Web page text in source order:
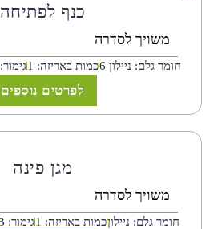
כנף לפתיחה
משויך לסדרה
חומר גלם: ניילון 6 כמות באריזה: 1 גימור: B
לפרטים נוספים
מגן פינה
משויך לסדרה
חומר גלם: ניילוןכמות באריזה: 1 גימור: B